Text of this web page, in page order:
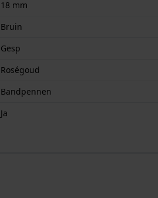
18 mm
Bruin
Gesp
Roségoud
Bandpennen
Ja